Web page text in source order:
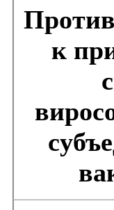
к